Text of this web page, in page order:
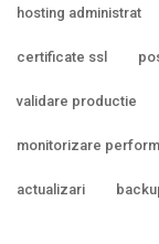
hosting administrat
certificate ssl
validare productie
monitorizare
actualizari